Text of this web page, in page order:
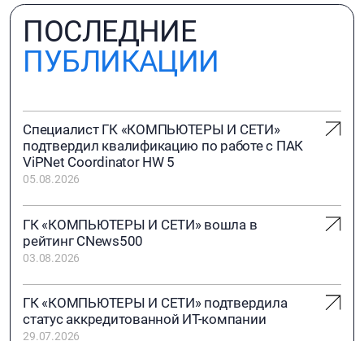
ПОСЛЕДНИЕ
ПУБЛИКАЦИИ
Специалист ГК «КОМПЬЮТЕРЫ И СЕТИ»
подтвердил квалификацию по работе с ПАК
ViPNet Coordinator HW 5
05.08.2026
ГК «КОМПЬЮТЕРЫ И СЕТИ» вошла в
рейтинг CNews500
03.08.2026
ГК «КОМПЬЮТЕРЫ И СЕТИ» подтвердила
статус аккредитованной ИТ-компании
29.07.2026